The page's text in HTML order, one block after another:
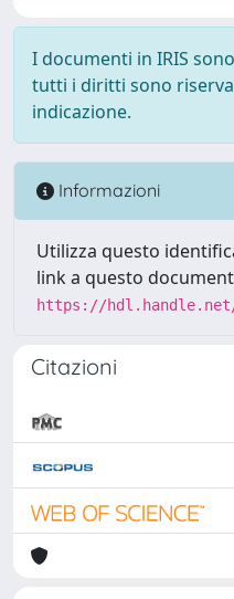
I documenti in IRIS
tutti i diritti sono
indicazione.
Informazioni
Utilizza questo
link a questo
https://hdl.handle.net/
Citazioni